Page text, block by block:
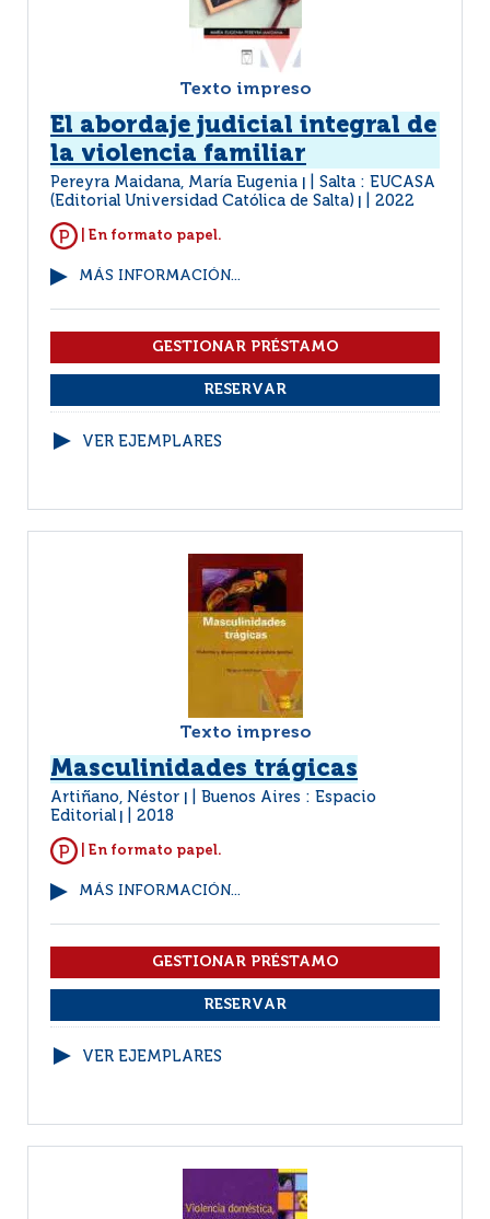
Texto impreso
El abordaje judicial integral de
la violencia familiar
Pereyra Maidana, María Eugenia
Salta : EUCASA
(Editorial Universidad Católica de Salta)
2022
| En formato papel.
MÁS INFORMACIÓN...
VER EJEMPLARES
Texto impreso
Masculinidades trágicas
Artiñano, Néstor
Buenos Aires : Espacio
Editorial
2018
| En formato papel.
MÁS INFORMACIÓN...
VER EJEMPLARES